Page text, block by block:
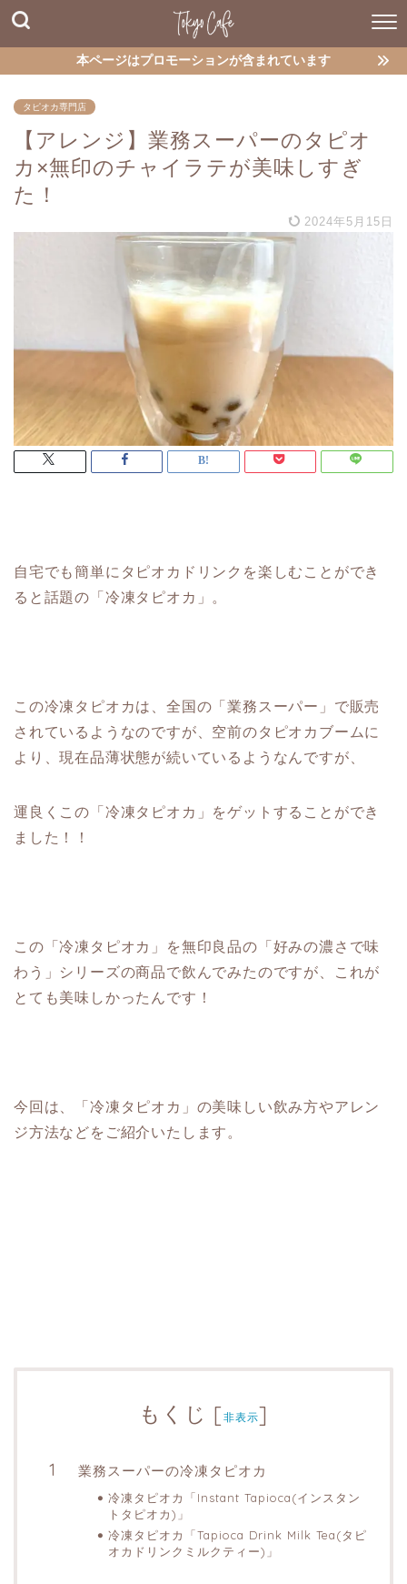
本ページはプロモーションが含まれています
タピオカ専門店
【アレンジ】業務スーパーのタピオ
カ×無印のチャイラテが美味しすぎ
た！
2024年5月15日
自宅でも簡単にタピオカドリンクを楽しむことができ
ると話題の「冷凍タピオカ」。
この冷凍タピオカは、全国の「業務スーパー」で販売
されているようなのですが、空前のタピオカブームに
より、現在品薄状態が続いているようなんですが、
運良くこの「冷凍タピオカ」をゲットすることができ
ました！！
この「冷凍タピオカ」を無印良品の「好みの濃さで味
わう」シリーズの商品で飲んでみたのですが、これが
とても美味しかったんです！
今回は、「冷凍タピオカ」の美味しい飲み方やアレン
ジ方法などをご紹介いたします。
もくじ [非表示]
業務スーパーの冷凍タピオカ
冷凍タピオカ「Instant Tapioca(インスタン
トタピオカ)」
冷凍タピオカ「Tapioca Drink Milk Tea(タピ
オカドリンクミルクティー)」